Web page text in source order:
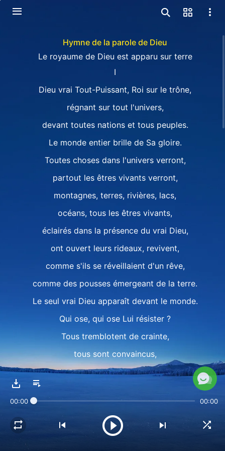
Hymne de la parole de Dieu
Le royaume de Dieu est apparu sur terre
I
Dieu vrai Tout-Puissant, Roi sur le trône,
régnant sur tout l'univers,
devant toutes nations et tous peuples.
Le monde entier brille de Sa gloire.
Toutes choses dans l'univers verront,
partout les êtres vivants verront,
montagnes, terres, rivières, lacs,
océans, tous les êtres vivants,
éclairés dans la présence du vrai Dieu,
ont ouvert leurs rideaux, revivent,
comme s'ils se réveillaient d'un rêve,
comme des pousses émergeant de la terre.
Le seul vrai Dieu apparaît devant le monde.
Qui ose, qui ose Lui résister ?
Tous tremblotent de crainte,
tous sont convaincus,
à genoux, à genoux devant Lui !
Ils implorent Son pardon, implorant sans fin.
Chaque bouche, chaque bouche L'adorent !
II
00:00 00:00